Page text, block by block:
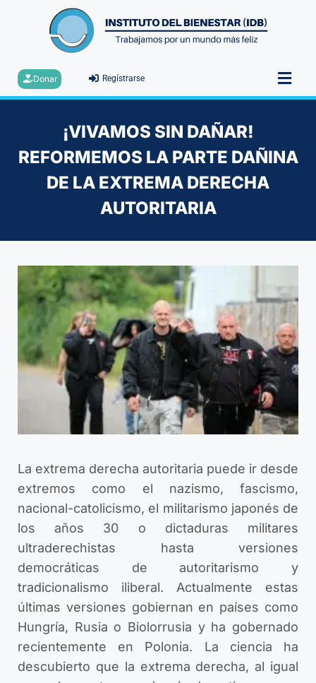
Donar Regístrarse
¡VIVAMOS SIN DAÑAR!
REFORMEMOS LA PARTE DAÑINA
DE LA EXTREMA DERECHA
AUTORITARIA
La extrema derecha autoritaria puede ir desde
extremos como el nazismo, fascismo,
nacional-catolicismo, el militarismo japonés de
los años 30 o dictaduras militares
ultraderechistas hasta versiones
democráticas de autoritarismo y
tradicionalismo iliberal. Actualmente estas
últimas versiones gobiernan en países como
Hungría, Rusia o Biolorrusia y ha gobernado
recientemente en Polonia. La ciencia ha
descubierto que la extrema derecha, al igual